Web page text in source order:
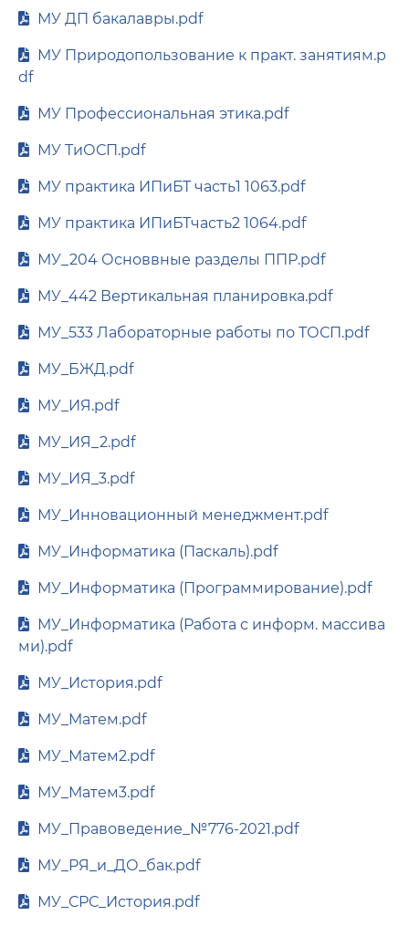
МУ ДП бакалавры.pdf
МУ Природопользование к практ. занятиям.p
df
МУ Профессиональная этика.pdf
МУ ТиОСП.pdf
МУ практика ИПиБТ часть1 1063.pdf
МУ практика ИПиБТчасть2 1064.pdf
МУ_204 Основвные разделы ППР.pdf
МУ_442 Вертикальная планировка.pdf
МУ_533 Лабораторные работы по ТОСП.pdf
МУ_БЖД.pdf
МУ_ИЯ.pdf
МУ_ИЯ_2.pdf
МУ_ИЯ_3.pdf
МУ_Инновационный менеджмент.pdf
МУ_Информатика (Паскаль).pdf
МУ_Информатика (Программирование).pdf
МУ_Информатика (Работа с информ. массива
ми).pdf
МУ_История.pdf
МУ_Матем.pdf
МУ_Матем2.pdf
МУ_Матем3.pdf
МУ_Правоведение_№776-2021.pdf
МУ_РЯ_и_ДО_бак.pdf
МУ_СРС_История.pdf